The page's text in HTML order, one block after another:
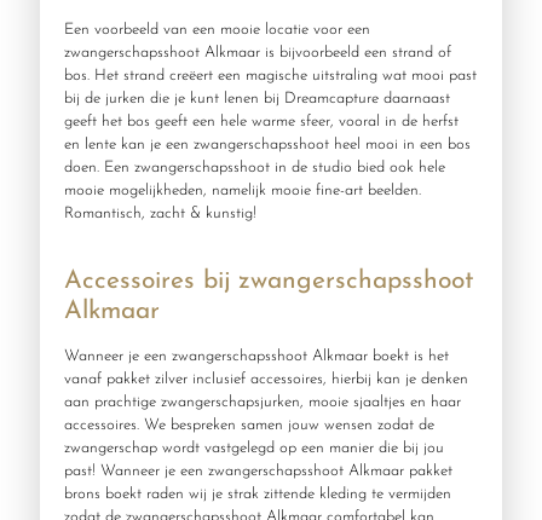
Een voorbeeld van een mooie locatie voor een
zwangerschapsshoot Alkmaar is bijvoorbeeld een strand of
bos. Het strand creëert een magische uitstraling wat mooi past
bij de jurken die je kunt lenen bij Dreamcapture daarnaast
geeft het bos geeft een hele warme sfeer, vooral in de herfst
en lente kan je een zwangerschapsshoot heel mooi in een bos
doen. Een zwangerschapsshoot in de studio bied ook hele
mooie mogelijkheden, namelijk mooie fine-art beelden.
Romantisch, zacht & kunstig!
Accessoires bij zwangerschapsshoot
Alkmaar
Wanneer je een zwangerschapsshoot Alkmaar boekt is het
vanaf pakket zilver inclusief accessoires, hierbij kan je denken
aan prachtige zwangerschapsjurken, mooie sjaaltjes en haar
accessoires. We bespreken samen jouw wensen zodat de
zwangerschap wordt vastgelegd op een manier die bij jou
past! Wanneer je een zwangerschapsshoot Alkmaar pakket
brons boekt raden wij je strak zittende kleding te vermijden